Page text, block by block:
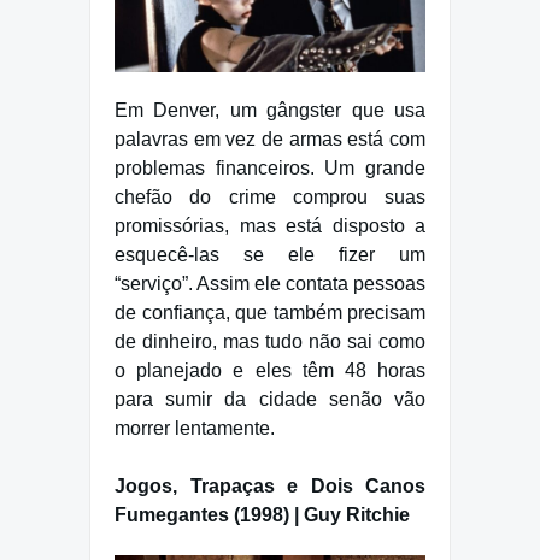
Em Denver, um gângster que usa
palavras em vez de armas está com
problemas financeiros. Um grande
chefão do crime comprou suas
promissórias, mas está disposto a
esquecê-las se ele fizer um
“serviço”. Assim ele contata pessoas
de confiança, que também precisam
de dinheiro, mas tudo não sai como
o planejado e eles têm 48 horas
para sumir da cidade senão vão
morrer lentamente.
Jogos, Trapaças e Dois Canos
Fumegantes (1998) | Guy Ritchie